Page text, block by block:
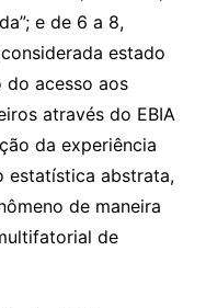
e de 6 a 8,
estado
do acesso aos
através do EBIA
da experiência
estatística abstrata,
de maneira
de